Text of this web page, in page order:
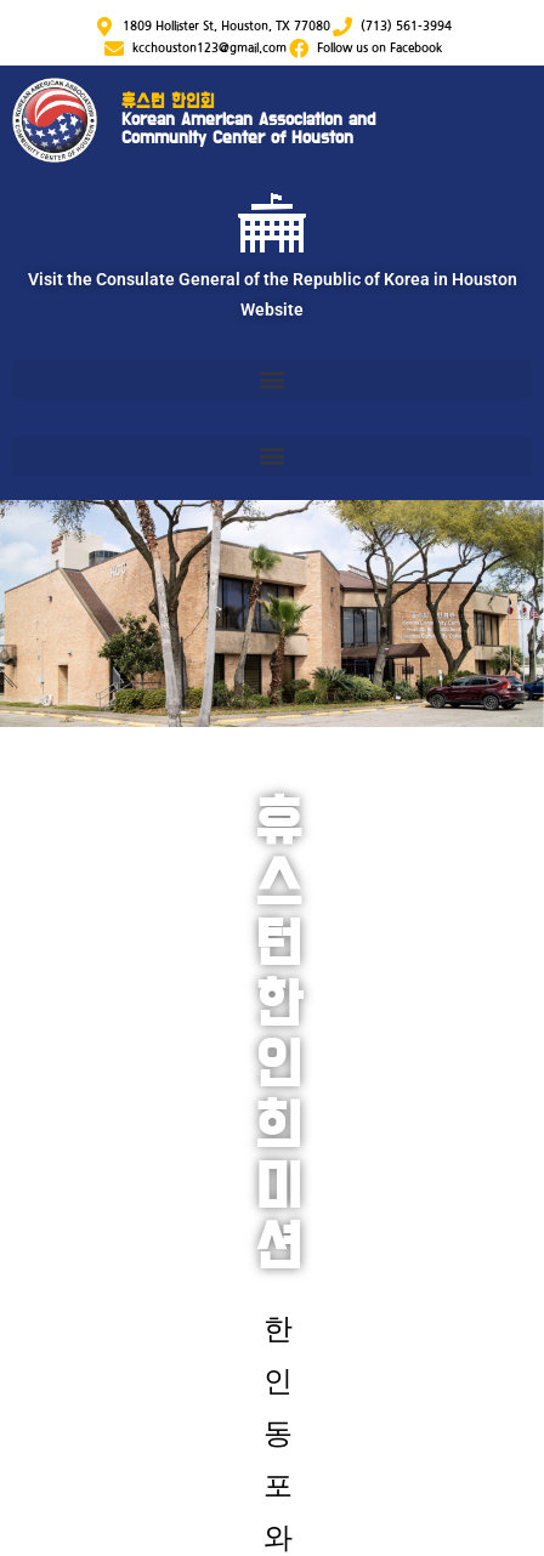
1809 Hollister St, Houston, TX 77080
(713) 561-3994
kcchouston123@gmail.com
Follow us on Facebook
휴스턴 한인회
Korean American Association and
Community Center of Houston
Visit the Consulate General of the Republic of Korea in Houston
Website
휴
스
턴
한
인
희
미
션
한
인
동
포
와